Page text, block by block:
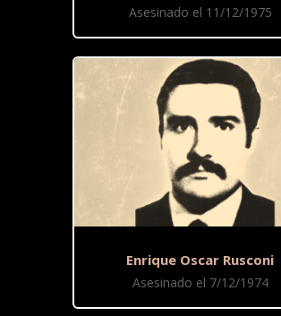
Asesinado el 11/12/1975
Enrique Oscar Rusconi
Asesinado el 7/12/1974